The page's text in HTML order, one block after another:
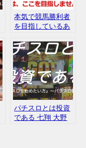
本気で競馬勝利者
を目指しているあ
で勝つための最短
経路 Be Winning
Horseplayer
パチスロとは投資
である 七翔 大野